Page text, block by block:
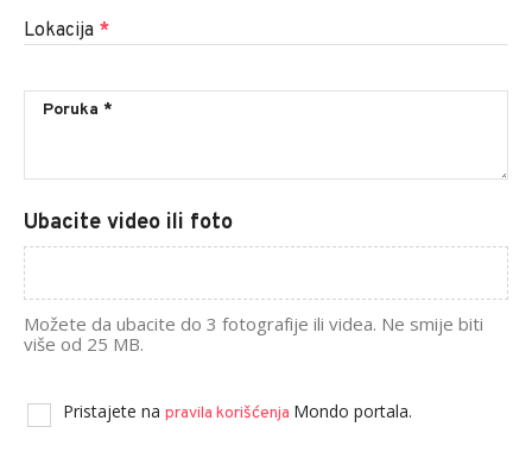
Lokacija *
Ubacite video ili foto
Možete da ubacite do 3 fotografije ili videa. Ne smije biti
više od 25 MB.
Pristajete na pravila korišćenja Mondo portala.